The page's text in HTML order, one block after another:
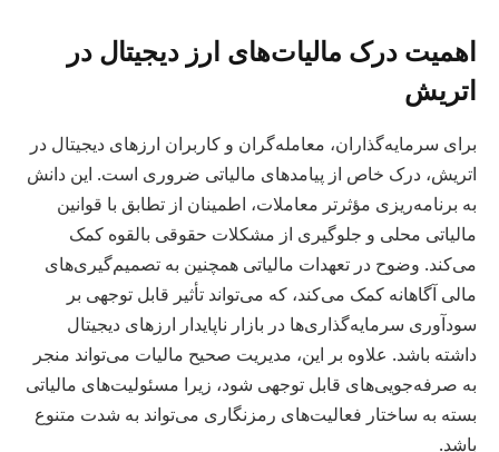
اهمیت درک مالیات‌های ارز دیجیتال در
اتریش
برای سرمایه‌گذاران، معامله‌گران و کاربران ارزهای دیجیتال در
اتریش، درک خاص از پیامدهای مالیاتی ضروری است. این دانش
به برنامه‌ریزی مؤثرتر معاملات، اطمینان از تطابق با قوانین
مالیاتی محلی و جلوگیری از مشکلات حقوقی بالقوه کمک
می‌کند. وضوح در تعهدات مالیاتی همچنین به تصمیم‌گیری‌های
مالی آگاهانه کمک می‌کند، که می‌تواند تأثیر قابل توجهی بر
سودآوری سرمایه‌گذاری‌ها در بازار ناپایدار ارزهای دیجیتال
داشته باشد. علاوه بر این، مدیریت صحیح مالیات می‌تواند منجر
به صرفه‌جویی‌های قابل توجهی شود، زیرا مسئولیت‌های مالیاتی
بسته به ساختار فعالیت‌های رمزنگاری می‌تواند به شدت متنوع
باشد.